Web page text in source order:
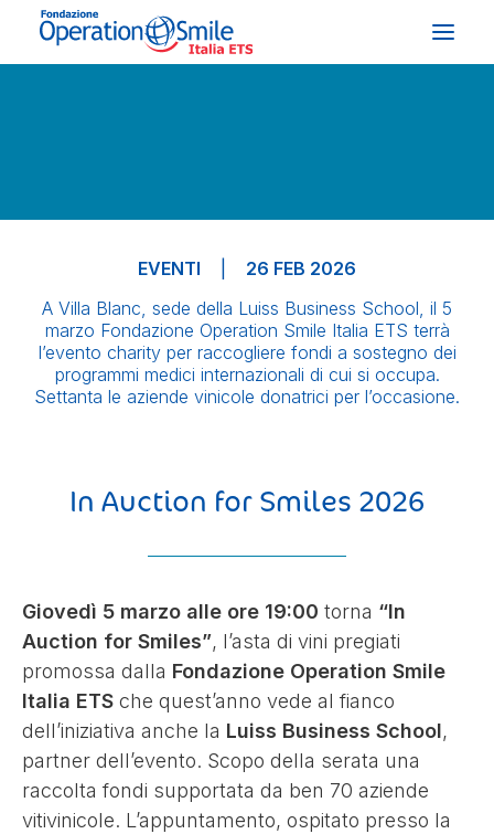
STORIE E TESTIMONIANZE
NEWS & EVENTI
DONA ORA
LABIOPALATOSCHISI
PRIVACY POLICY
ISCRIVITI ALLA NEWSLETTER
AZIENDE
EVENTI
26 FEB 2026
A Villa Blanc, sede della Luiss Business School, il 5
marzo Fondazione Operation Smile Italia ETS terrà
l’evento charity per raccogliere fondi a sostegno dei
programmi medici internazionali di cui si occupa.
Settanta le aziende vinicole donatrici per l’occasione.
In Auction for Smiles 2026
Giovedì 5 marzo alle ore 19:00 torna “In
Auction for Smiles”, l’asta di vini pregiati
promossa dalla Fondazione Operation Smile
Italia ETS che quest’anno vede al fianco
dell’iniziativa anche la Luiss Business School,
partner dell’evento. Scopo della serata una
raccolta fondi supportata da ben 70 aziende
vitivinicole. L’appuntamento, ospitato presso la